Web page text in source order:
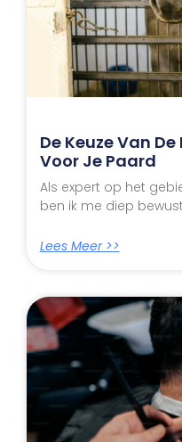
De Keuze Van
Voor Je Paard
Als expert op het
ben ik me diep
Lees Meer >>